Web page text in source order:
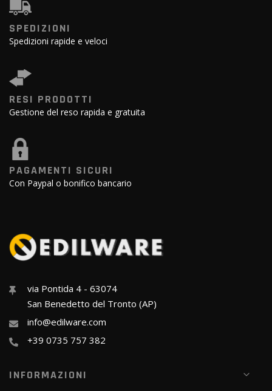
SPEDIZIONI
Spedizioni rapide e veloci
RESI PRODOTTI
Gestione del reso rapida e gratuita
PAGAMENTI SICURI
Con Paypal o bonifico bancario
via Pontida 4 - 63074
San Benedetto del Tronto (AP)
info@edilware.com
+39 0735 757 382
INFORMAZIONI